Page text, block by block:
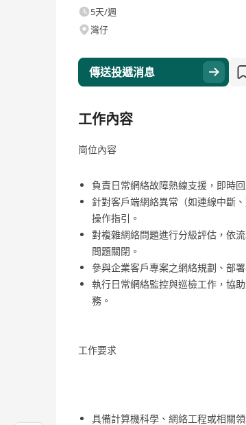
5天/週
灣仔
傳送投遞消息
工作內容
崗位內容
負責日常網絡故障熱線支援，即時
針對客戶端網絡異常（如連線中斷
操作指引。
對複雜網絡問題進行分級評估，依
問題關閉。
參與企業客戶專案之網絡規劃、部
執行日常網絡監控與巡檢工作，協
務。
工作要求
具備計算機科學、網絡工程或相關